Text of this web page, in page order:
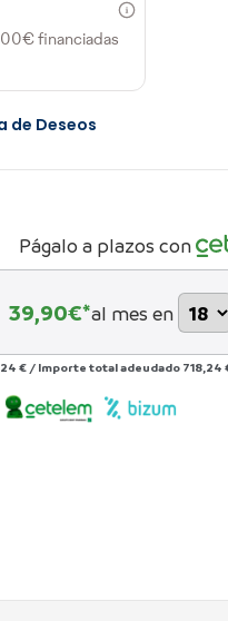
financiadas
de Deseos
Págalo a plazos con
39,90€*al mes en
€ / Importe total adeudado 718,24